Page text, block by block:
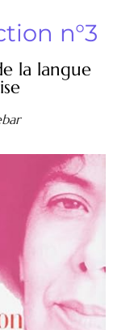
n°3
la langue